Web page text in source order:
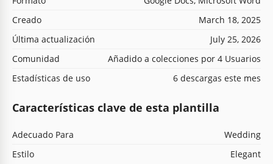
Creado
March 18, 2025
Última actualización
July 25, 2026
Comunidad
Añadido a colecciones por 4 Usuarios
Estadísticas de uso
6 descargas este mes
Características clave de esta plantilla
Adecuado Para
Wedding
Estilo
Elegant